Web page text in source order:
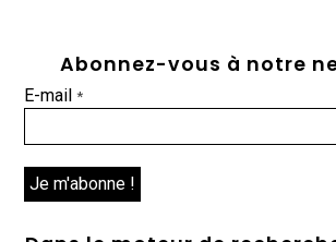
Abonnez-vous à notre
E-mail*